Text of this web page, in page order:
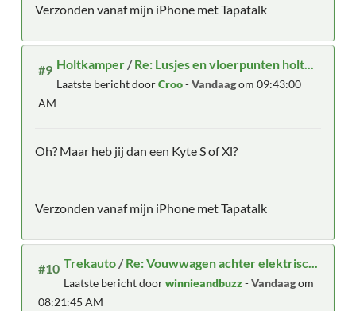
Verzonden vanaf mijn iPhone met Tapatalk
#9 Holtkamper /Re: Lusjes en vloerpunten holt...
Laatste bericht doorCroo-Vandaagom 09:43:00
AM
Oh? Maar heb jij dan een Kyte S of Xl?
Verzonden vanaf mijn iPhone met Tapatalk
#10 Trekauto /Re: Vouwwagen achter elektrisc...
Laatste bericht doorwinnieandbuzz-Vandaagom
08:21:45 AM